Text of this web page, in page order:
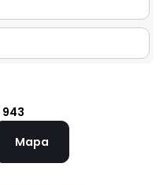
943
Mapa